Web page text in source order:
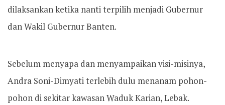
dilaksankan ketika nanti terpilih menjadi Gubernur
dan Wakil Gubernur Banten.
Sebelum menyapa dan menyampaikan visi-misinya,
Andra Soni-Dimyati terlebih dulu menanam pohon-
pohon di sekitar kawasan Waduk Karian, Lebak.